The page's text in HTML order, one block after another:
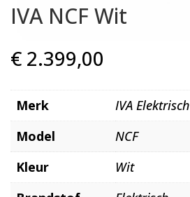
IVA NCF Wit
€ 2.399,00
Merk
IVA Elektrisch
Model
NCF
Kleur
Wit